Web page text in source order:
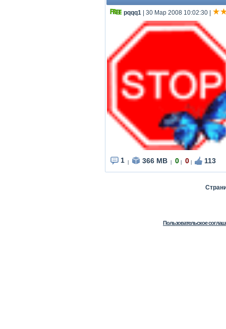
pqqq1 | 30 Мар 2008 10:02:30
1 366 MB 0 0 113
Пользовательское